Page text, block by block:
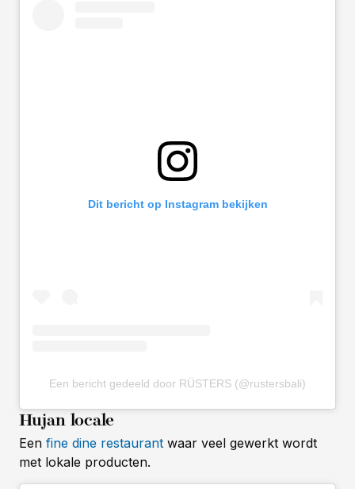
Dit bericht op Instagram bekijken
Een bericht gedeeld door RÜSTERS (@rustersbali)
Hujan locale
Een fine dine restaurant waar veel gewerkt wordt
met lokale producten.